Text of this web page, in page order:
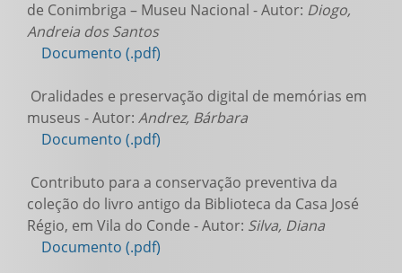
de Conimbriga – Museu Nacional - Autor: Diogo,
Andreia dos Santos
Documento (.pdf)
Oralidades e preservação digital de memórias em
museus - Autor: Andrez, Bárbara
Documento (.pdf)
Contributo para a conservação preventiva da
coleção do livro antigo da Biblioteca da Casa José
Régio, em Vila do Conde - Autor: Silva, Diana
Documento (.pdf)